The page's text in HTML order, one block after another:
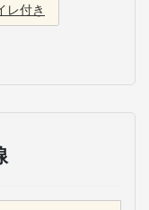
レ付き